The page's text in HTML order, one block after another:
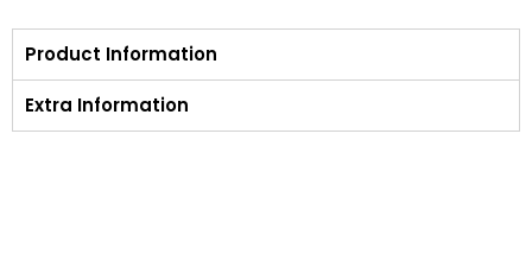
Product Information
Extra Information